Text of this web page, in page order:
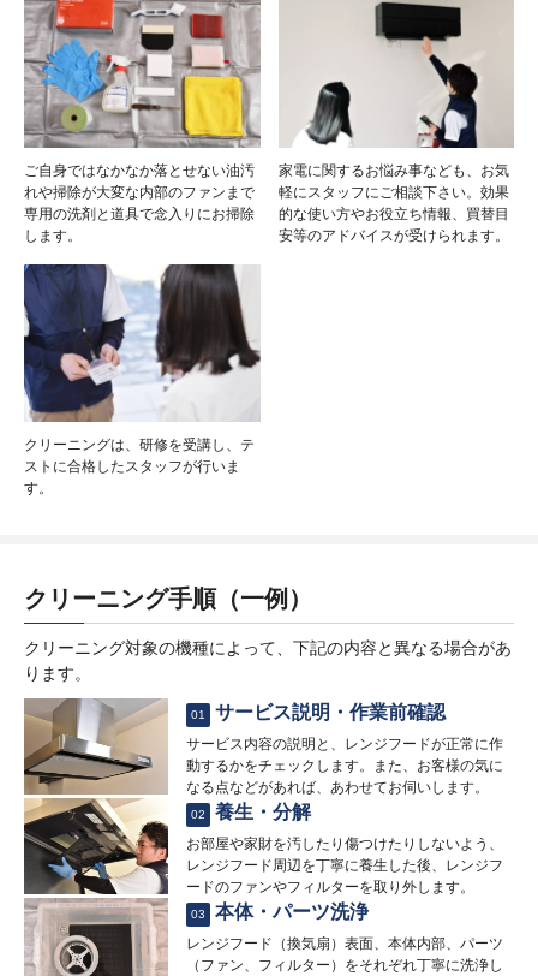
ご自身ではなかなか落とせない油汚
れや掃除が大変な内部のファンまで
専用の洗剤と道具で念入りにお掃除
します。
家電に関するお悩み事なども、お気
軽にスタッフにご相談下さい。効果
的な使い方やお役立ち情報、買替目
安等のアドバイスが受けられます。
クリーニングは、研修を受講し、テ
ストに合格したスタッフが行いま
す。
クリーニング手順（一例）
クリーニング対象の機種によって、下記の内容と異なる場合があ
ります。
01 サービス説明・作業前確認
サービス内容の説明と、レンジフードが正常に作
動するかをチェックします。また、お客様の気に
なる点などがあれば、あわせてお伺いします。
02 養生・分解
お部屋や家財を汚したり傷つけたりしないよう、
レンジフード周辺を丁寧に養生した後、レンジフ
ードのファンやフィルターを取り外します。
03 本体・パーツ洗浄
レンジフード（換気扇）表面、本体内部、パーツ
（ファン、フィルター）をそれぞれ丁寧に洗浄し